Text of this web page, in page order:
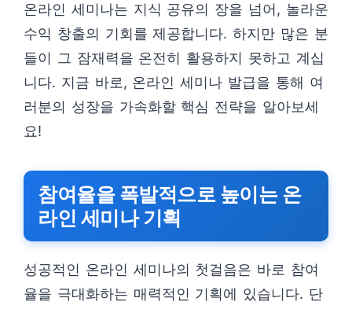
온라인 세미나는 지식 공유의 장을 넘어, 놀라운
수익 창출의 기회를 제공합니다. 하지만 많은 분
들이 그 잠재력을 온전히 활용하지 못하고 계십
니다. 지금 바로, 온라인 세미나 발급을 통해 여
러분의 성장을 가속화할 핵심 전략을 알아보세
요!
참여율을 폭발적으로 높이는 온
라인 세미나 기획
성공적인 온라인 세미나의 첫걸음은 바로 참여
율을 극대화하는 매력적인 기획에 있습니다. 단